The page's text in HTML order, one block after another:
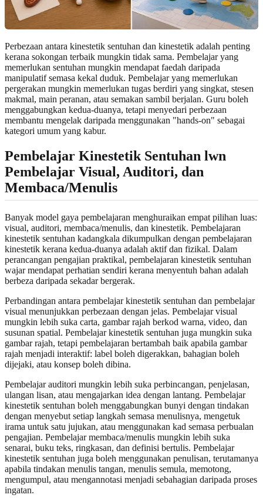
Perbezaan antara kinestetik sentuhan dan kinestetik adalah penting
kerana sokongan terbaik mungkin tidak sama. Pembelajar yang
memerlukan sentuhan mungkin mendapat faedah daripada
manipulatif semasa kekal duduk. Pembelajar yang memerlukan
pergerakan mungkin memerlukan tugas berdiri yang singkat, stesen
makmal, main peranan, atau semakan sambil berjalan. Guru boleh
menggabungkan kedua-duanya, tetapi menyedari perbezaan
membantu mengelak daripada menggunakan "hands-on" sebagai
kategori umum yang kabur.
Pembelajar Kinestetik Sentuhan lwn
Pembelajar Visual, Auditori, dan
Membaca/Menulis
Banyak model gaya pembelajaran menghuraikan empat pilihan luas:
visual, auditori, membaca/menulis, dan kinestetik. Pembelajaran
kinestetik sentuhan kadangkala dikumpulkan dengan pembelajaran
kinestetik kerana kedua-duanya adalah aktif dan fizikal. Dalam
perancangan pengajian praktikal, pembelajaran kinestetik sentuhan
wajar mendapat perhatian sendiri kerana menyentuh bahan adalah
berbeza daripada sekadar bergerak.
Perbandingan antara pembelajar kinestetik sentuhan dan pembelajar
visual menunjukkan perbezaan dengan jelas. Pembelajar visual
mungkin lebih suka carta, gambar rajah berkod warna, video, dan
susunan spatial. Pembelajar kinestetik sentuhan juga mungkin suka
gambar rajah, tetapi pembelajaran bertambah baik apabila gambar
rajah menjadi interaktif: label boleh digerakkan, bahagian boleh
dijejaki, atau konsep boleh dibina.
Pembelajar auditori mungkin lebih suka perbincangan, penjelasan,
ulangan lisan, atau mengajarkan idea dengan lantang. Pembelajar
kinestetik sentuhan boleh menggabungkan bunyi dengan tindakan
dengan menyebut setiap langkah semasa menulisnya, mengetuk
irama untuk satu jujukan, atau menggunakan kad semasa perbualan
pengajian. Pembelajar membaca/menulis mungkin lebih suka
senarai, buku teks, ringkasan, dan definisi bertulis. Pembelajar
kinestetik sentuhan juga boleh menggunakan penulisan, terutamanya
apabila tindakan menulis tangan, menulis semula, memotong,
mengumpul, atau mengannotasi menjadi sebahagian daripada proses
ingatan.